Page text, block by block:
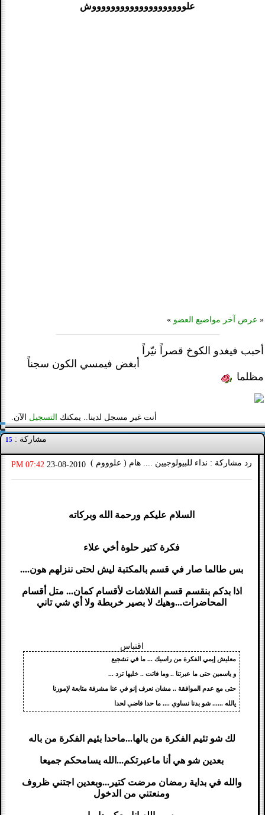
علووووووووووووووووووووش
« عرض آخر مواضيع العضو »
أحبب فيغدو الكوخ قصراً نيّراً
أبغض فيمسي الكون سجناً
مظلما
أنت غير مسجل لدينا.. يمكنك التسجيل الآن.
مشاركة : 15
رد مشاركة : نداء للبيولوجيين .... هام ( علوووم ) 23-08-2010
07:42 PM
السلام عليكم ورحمة الله وبركاته
فكرة كتير حلوة أخي علاء
بس طالما صار في قسم بالمكتبة ليش لحتى ننزلهم هون....
اذا بدكم بنقسم قسم الفلاشات لأقسام كمان... متل أقسام
المحاضرات...وهيك لا بصير خربطة ولا أي شي تاني
اقتباس
معليش إيمي الفكرة من راسيك ... ما في تشجيع
و ياسمين حتى ما عبرتنا .. وما فاتت .. خليها ترد ...
حتى مع عدم الموافقة .. مشان نعرف إنو في عنا مشرفة متابعة لإمورنا
يالله ...... شو بدنا نساوي .... ما حدا فاضي لحدا
لك شو تئيم الفكرة من بالها...ماحدا بئيم الفكرة من باله
بعدين شو هي أنا ماعبرتكم...الله يسامحكم جميعا
والله في بداية رمضان مرضت كتير...وبعدين اجتني ظروف
ومنعتني من الدخول